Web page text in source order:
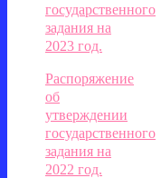
государственного
задания на
2023 год.
Распоряжение
об
утверждении
государственного
задания на
2022 год.